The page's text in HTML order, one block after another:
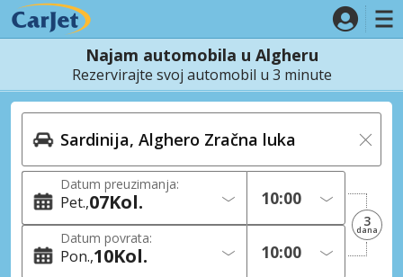
Najam automobila u Algheru
Rezervirajte svoj automobil u 3 minute
Datum preuzimanja:
Pet. 07Kol.
Datum povrata:
Pon. 10Kol.
3
dana